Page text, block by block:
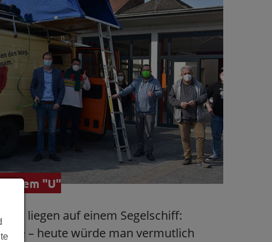
dem "U"
liegen auf einem Segelschiff:
– heute würde man vermutlich